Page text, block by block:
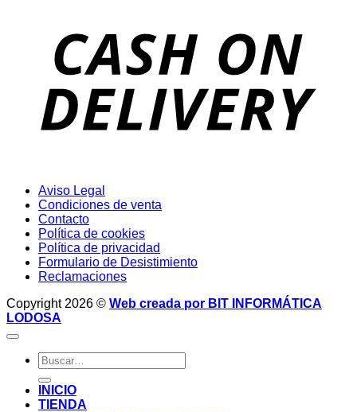
Aviso Legal
Condiciones de venta
Contacto
Política de cookies
Política de privacidad
Formulario de Desistimiento
Reclamaciones
Copyright 2026 © Web creada por BIT INFORMÁTICA
LODOSA
Buscar
por:
INICIO
TIENDA